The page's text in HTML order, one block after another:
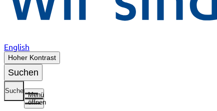
English
Hoher Kontrast
Suchen
Suche
Menü
öffnen